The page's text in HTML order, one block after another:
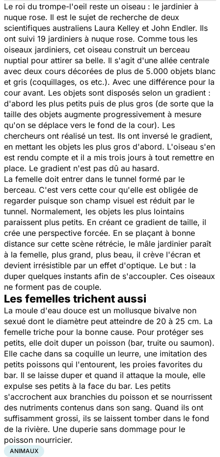
Le roi du trompe-l'oeil reste un oiseau : le jardinier à
nuque rose. Il est le sujet de recherche de deux
scientifiques australiens Laura Kelley et John Endler. Ils
ont suivi 19 jardiniers à nuque rose. Comme tous les
oiseaux jardiniers, cet oiseau construit un berceau
nuptial pour attirer sa belle. Il s'agit d'une allée centrale
avec deux cours décorées de plus de 5.000 objets blanc
et gris (coquillages, os etc.). Avec une différence pour la
cour avant. Les objets sont disposés selon un gradient :
d'abord les plus petits puis de plus gros (de sorte que la
taille des objets augmente progressivement à mesure
qu'on se déplace vers le fond de la cour). Les
chercheurs ont réalisé un test. Ils ont inversé le gradient,
en mettant les objets les plus gros d'abord. L'oiseau s'en
est rendu compte et il a mis trois jours à tout remettre en
place. Le gradient n'est pas dû au hasard.
La femelle doit entrer dans le tunnel formé par le
berceau. C'est vers cette cour qu'elle est obligée de
regarder puisque son champ visuel est réduit par le
tunnel. Normalement, les objets les plus lointains
paraissent plus petits. En créant ce gradient de taille, il
crée une perspective forcée. En se plaçant à bonne
distance sur cette scène rétrécie, le mâle jardinier paraît
à la femelle, plus grand, plus beau, il crève l'écran et
devient irrésistible par un effet d'optique. Le but : la
duper quelques instants afin de s'accoupler. Ces oiseaux
ne forment pas de couple.
Les femelles trichent aussi
La moule d'eau douce est un mollusque bivalve non
sexué dont le diamètre peut atteindre de 20 à 25 cm. La
femelle triche pour la bonne cause. Pour protéger ses
petits, elle doit duper un poisson (bar, truite ou saumon).
Elle cache dans sa coquille un leurre, une imitation des
petits poissons qui l'entourent, les proies favorites du
bar. Il se laisse duper et quand il attaque la moule, elle
expulse ses petits à la face du bar. Les petits
s'accrochent aux branchies du poisson et se nourrissent
des nutriments contenus dans son sang. Quand ils ont
suffisamment grossi, ils se laissent tomber dans le fond
de la rivière. Une duperie sans dommage pour le
poisson nourricier.
ANIMAUX